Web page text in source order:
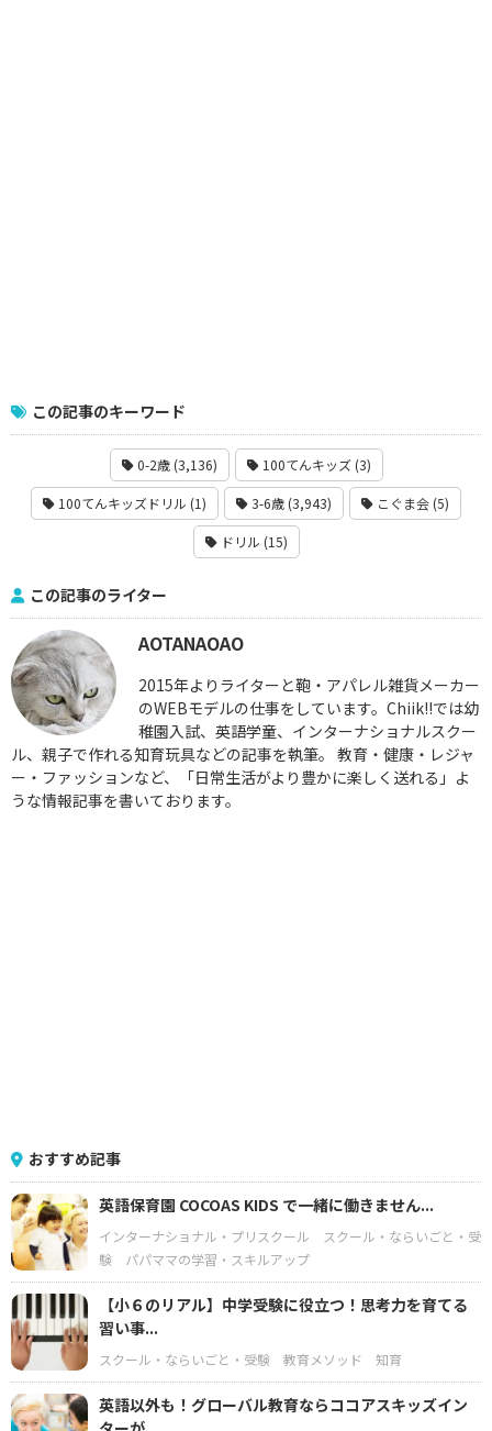
この記事のキーワード
0-2歳 (3,136) 100てんキッズ (3)
100てんキッズドリル (1) 3-6歳 (3,943) こぐま会 (5)
ドリル (15)
この記事のライター
AOTANAOAO
2015年よりライターと鞄・アパレル雑貨メーカー
のWEBモデルの仕事をしています。Chiik!!では幼
稚園入試、英語学童、インターナショナルスクー
ル、親子で作れる知育玩具などの記事を執筆。 教育・健康・レジャ
ー・ファッションなど、「日常生活がより豊かに楽しく送れる」よ
うな情報記事を書いております。
おすすめ記事
英語保育園 COCOAS KIDS で一緒に働きません...
インターナショナル・プリスクール
スクール・ならいごと・受
験
パパママの学習・スキルアップ
【小６のリアル】中学受験に役立つ！思考力を育てる
習い事...
スクール・ならいごと・受験 教育メソッド 知育
英語以外も！グローバル教育ならココアスキッズイン